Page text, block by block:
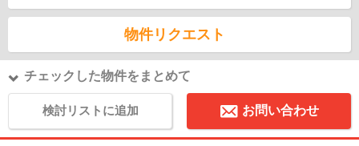
物件リクエスト
チェックした物件をまとめて
検討リストに追加 お問い合わせ